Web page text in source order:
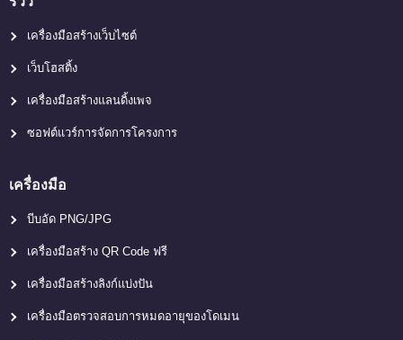
เครื่องมือสร้างเว็บไซต์
เว็บโฮสติ้ง
เครื่องมือสร้างแลนดิ้งเพจ
ซอฟต์แวร์การจัดการโครงการ
เครื่องมือ
บีบอัด PNG/JPG
เครื่องมือสร้าง QR Code ฟรี
เครื่องมือสร้างลิงก์แบ่งปัน
เครื่องมือตรวจสอบการหมดอายุของโดเมน